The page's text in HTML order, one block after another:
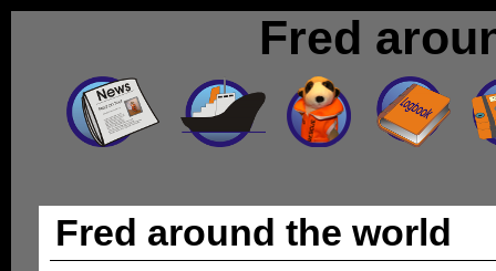
Fred
Fred around the world